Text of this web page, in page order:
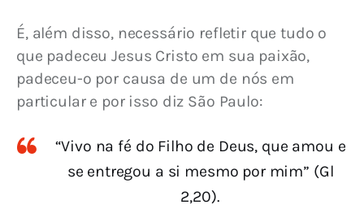
É, além disso, necessário refletir que tudo o
que padeceu Jesus Cristo em sua paixão,
padeceu-o por causa de um de nós em
particular e por isso diz São Paulo:
“Vivo na fé do Filho de Deus, que amou e
se entregou a si mesmo por mim” (Gl
2,20).